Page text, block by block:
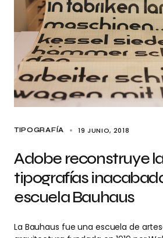
TIPOGRAFÍA 19 JUNIO, 2018
Adobe reconstruye
tipografías
escuela Bauhaus
La Bauhaus fue una escuela de